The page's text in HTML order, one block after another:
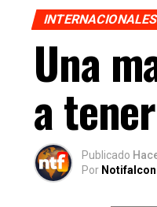
INTERNACIONALES
Una
a
Publicado
Por Notifalcon